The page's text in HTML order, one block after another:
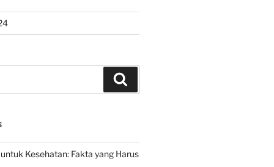
Kesehatan: Fakta yang Harus